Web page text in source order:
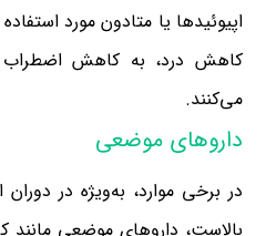
اپیوئیدها یا متادون مورد استفاده
کاهش درد، به کاهش
می‌کنند.
داروهای موضعی
در برخی موارد، به‌ویژه در
بالاست، داروهای موضعی مانند